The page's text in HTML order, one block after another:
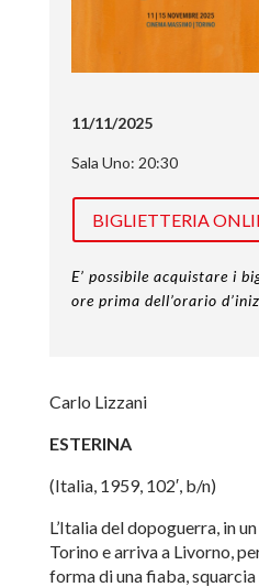
11/11/2025
Sala Uno: 20:30
BIGLIETTERIA
E’ possibile acquistare i
ore prima dell’orario
Carlo Lizzani
ESTERINA
(Italia, 1959, 102′, b/n)
L’Italia del dopoguerra, in
Torino e arriva a Livorno,
forma di una fiaba,